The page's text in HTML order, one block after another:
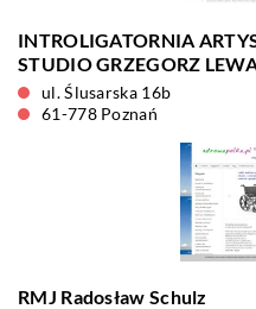
INTROLIGATORNIA
STUDIO GRZEGORZ
ul. Ślusarska 16b
61-778 Poznań
RMJ Radosław Schulz